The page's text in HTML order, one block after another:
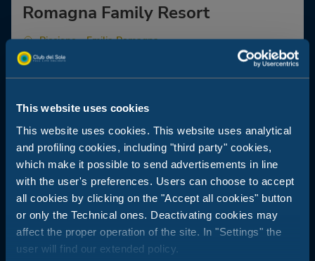
This website uses cookies
This website uses cookies. This website uses analytical
and profiling cookies, including "third party" cookies,
which make it possible to send advertisements in line
with the user's preferences. Users can choose to accept
all cookies by clicking on the "Accept all cookies" button
or only the Technical ones. Deactivating cookies may
affect the proper operation of the site. In "Settings" the
user will find our extended policy.
Romagna Family Resort
Riccione - Emilia Romagna
Als je een vakantie in het hart van Riccione wilt, dan is het
Perfect familieresort om het plezier van de Romagna-riviera te
ervaren
Vakantiedorp op steenworp afstand van het strand
Hondvriendelijke accommodaties en diensten